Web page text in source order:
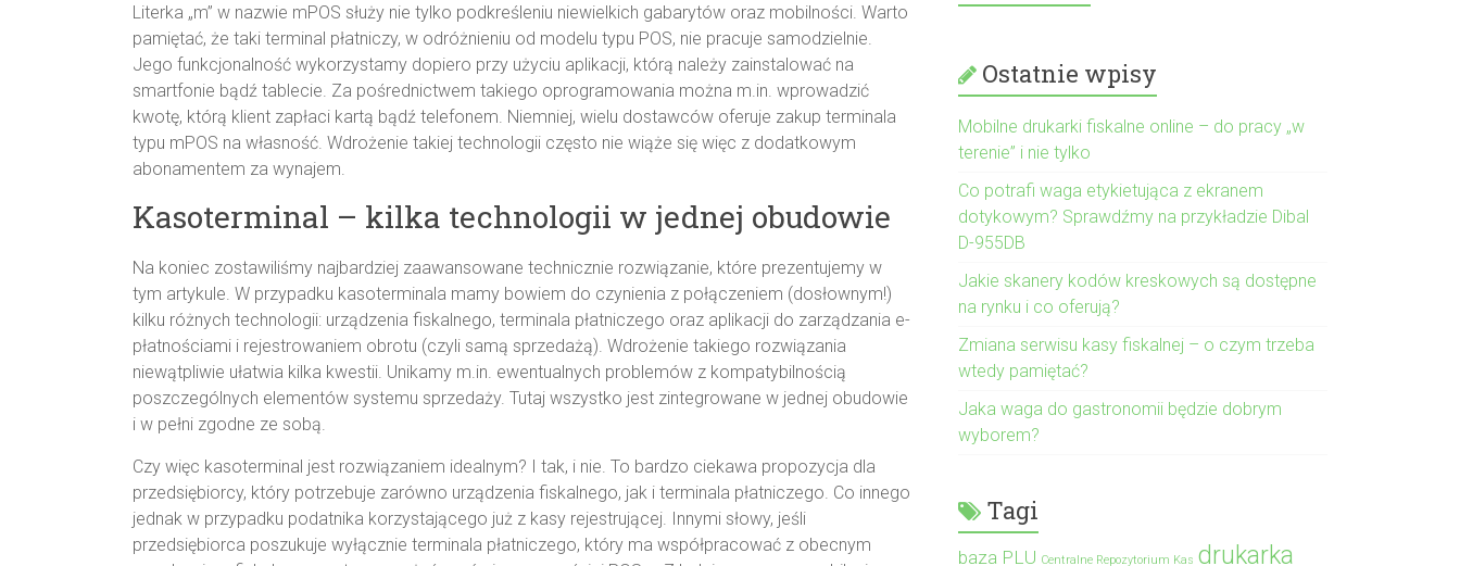
Literka „m” w nazwie mPOS służy nie tylko podkreśleniu niewielkich gabarytów oraz mobilności. Warto
pamiętać, że taki terminal płatniczy, w odróżnieniu od modelu typu POS, nie pracuje samodzielnie.
Jego funkcjonalność wykorzystamy dopiero przy użyciu aplikacji, którą należy zainstalować na
smartfonie bądź tablecie. Za pośrednictwem takiego oprogramowania można m.in. wprowadzić
kwotę, którą klient zapłaci kartą bądź telefonem. Niemniej, wielu dostawców oferuje zakup terminala
typu mPOS na własność. Wdrożenie takiej technologii często nie wiąże się więc z dodatkowym
abonamentem za wynajem.
Kasoterminal – kilka technologii w jednej obudowie
Na koniec zostawiliśmy najbardziej zaawansowane technicznie rozwiązanie, które prezentujemy w
tym artykule. W przypadku kasoterminala mamy bowiem do czynienia z połączeniem (dosłownym!)
kilku różnych technologii: urządzenia fiskalnego, terminala płatniczego oraz aplikacji do zarządzania e-
płatnościami i rejestrowaniem obrotu (czyli samą sprzedażą). Wdrożenie takiego rozwiązania
niewątpliwie ułatwia kilka kwestii. Unikamy m.in. ewentualnych problemów z kompatybilnością
poszczególnych elementów systemu sprzedaży. Tutaj wszystko jest zintegrowane w jednej obudowie
i w pełni zgodne ze sobą.
Czy więc kasoterminal jest rozwiązaniem idealnym? I tak, i nie. To bardzo ciekawa propozycja dla
przedsiębiorcy, który potrzebuje zarówno urządzenia fiskalnego, jak i terminala płatniczego. Co innego
jednak w przypadku podatnika korzystającego już z kasy rejestrującej. Innymi słowy, jeśli
przedsiębiorca poszukuje wyłącznie terminala płatniczego, który ma współpracować z obecnym
Ostatnie wpisy
Mobilne drukarki fiskalne online – do pracy „w
terenie” i nie tylko
Co potrafi waga etykietująca z ekranem
dotykowym? Sprawdźmy na przykładzie Dibal
D-955DB
Jakie skanery kodów kreskowych są dostępne
na rynku i co oferują?
Zmiana serwisu kasy fiskalnej – o czym trzeba
wtedy pamiętać?
Jaka waga do gastronomii będzie dobrym
wyborem?
Tagi
baza PLU Centralne Repozytorium Kas drukarka